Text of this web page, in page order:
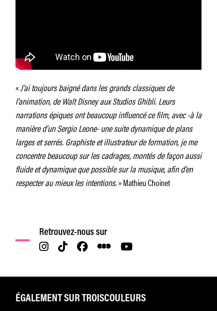
«J’ai toujours baigné dans les grands classiques de
l’animation, de Walt Disney aux Studios Ghibli. Leurs
narrations épiques ont beaucoup influencé ce film, avec -à la
manière d’un Sergio Leone- une suite dynamique de plans
larges et serrés. Graphiste et illustrateur de formation, je me
concentre beaucoup sur les cadrages, montés de façon aussi
fluide et dynamique que possible sur la musique, afin d’en
respecter au mieux les intentions.» Mathieu Choinet
Retrouvez-nous sur
ÉGALEMENT SUR TROISCOULEURS